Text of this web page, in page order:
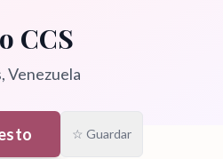
CCS
, Venezuela
☆ Guardar